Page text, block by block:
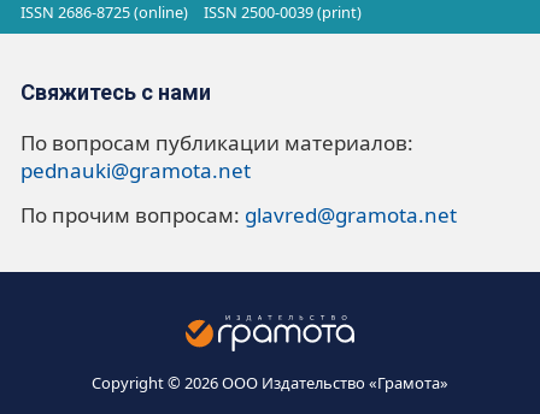
ISSN 2686-8725 (online) ISSN 2500-0039 (print)
Свяжитесь с нами
По вопросам публикации материалов:
pednauki@gramota.net
По прочим вопросам: glavred@gramota.net
Copyright © 2026 ООО Издательство «Грамота»